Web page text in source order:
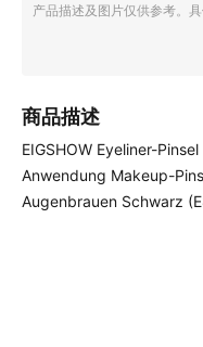
产品描述及图片仅供参考。
商品描述
EIGSHOW Eyeliner-
Anwendung Makeup-
Augenbrauen Schwarz